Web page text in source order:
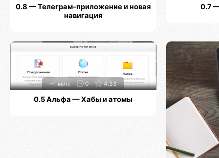
0.8 — Телеграм-приложение и новая
навигация
0.7
~1 мин. 0 4.33
0.5 Альфа — Хабы и атомы